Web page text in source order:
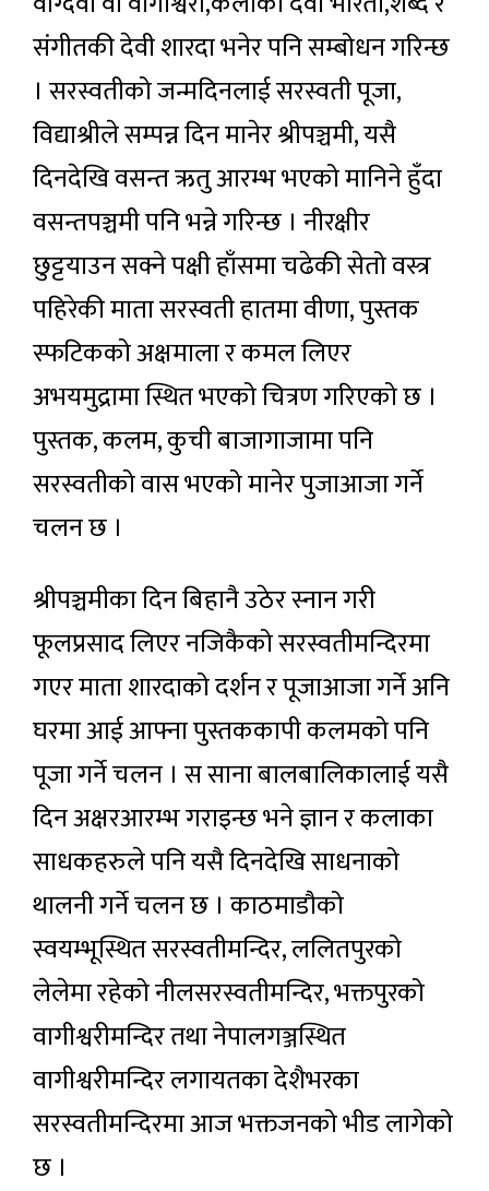
संगीतकी देवी शारदा भनेर पनि सम्बोधन गरिन्छ
। सरस्वतीको जन्मदिनलाई सरस्वती पूजा,
विद्याश्रीले सम्पन्न दिन मानेर श्रीपञ्चमी, यसै
दिनदेखि वसन्त ऋतु आरम्भ भएको मानिने हुँदा
वसन्तपञ्चमी पनि भन्ने गरिन्छ । नीरक्षीर
छुट्टयाउन सक्ने पक्षी हाँसमा चढेकी सेतो वस्त्र
पहिरेकी माता सरस्वती हातमा वीणा, पुस्तक
स्फटिकको अक्षमाला र कमल लिएर
अभयमुद्रामा स्थित भएको चित्रण गरिएको छ ।
पुस्तक, कलम, कुची बाजागाजामा पनि
सरस्वतीको वास भएको मानेर पुजाआजा गर्ने
चलन छ ।
श्रीपञ्चमीका दिन बिहानै उठेर स्नान गरी
फूलप्रसाद लिएर नजिकैको सरस्वतीमन्दिरमा
गएर माता शारदाको दर्शन र पूजाआजा गर्ने अनि
घरमा आई आफ्ना पुस्तककापी कलमको पनि
पूजा गर्ने चलन । स साना बालबालिकालाई यसै
दिन अक्षरआरम्भ गराइन्छ भने ज्ञान र कलाका
साधकहरुले पनि यसै दिनदेखि साधनाको
थालनी गर्ने चलन छ । काठमाडौको
स्वयम्भूस्थित सरस्वतीमन्दिर, ललितपुरको
लेलेमा रहेको नीलसरस्वतीमन्दिर, भक्तपुरको
वागीश्वरीमन्दिर तथा नेपालगञ्जस्थित
वागीश्वरीमन्दिर लगायतका देशैभरका
सरस्वतीमन्दिरमा आज भक्तजनको भीड लागेको
छ ।